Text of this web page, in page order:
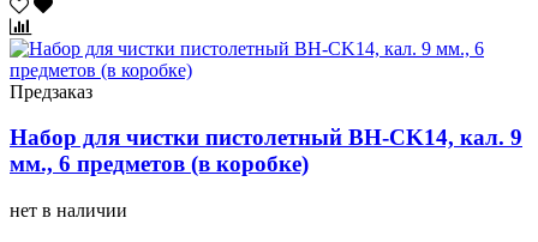
Предзаказ
Набор для чистки пистолетный BH-CK14, кал. 9
мм., 6 предметов (в коробке)
нет в наличии